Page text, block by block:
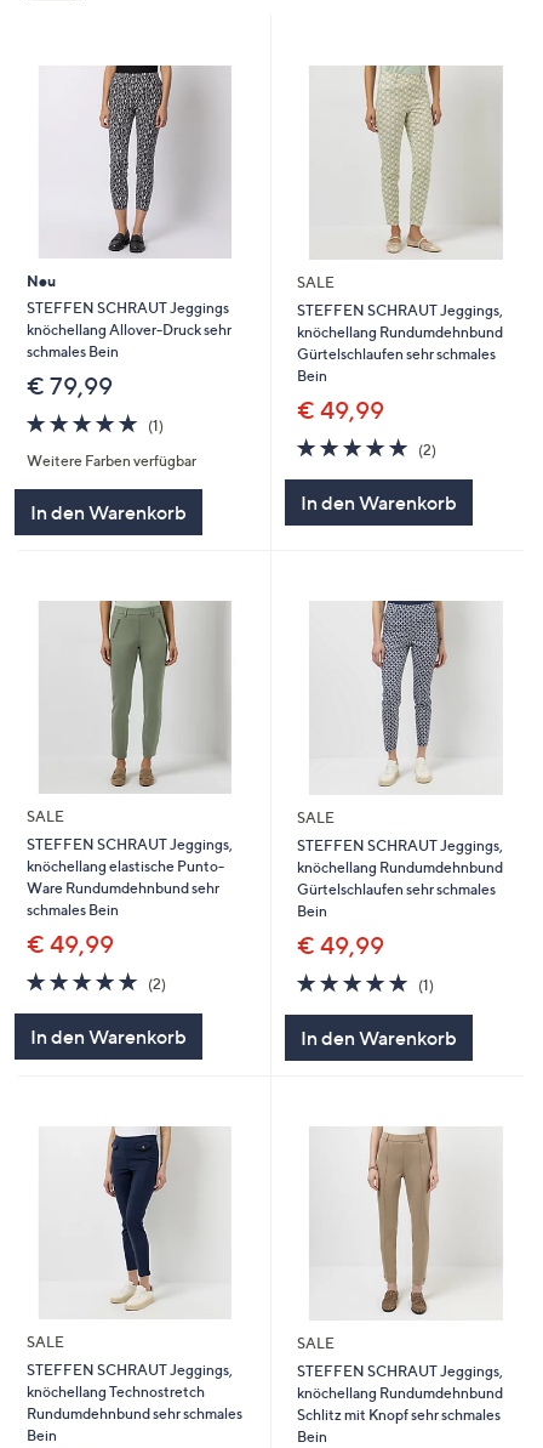
anzuzeigen.
Neu
STEFFEN SCHRAUT Jeggings
knöchellang Allover-Druck sehr
schmales Bein
€ 79,99
5.0
von
5
(1)1
Weitere Farben verfügbar
In den Warenkorb
SALE
STEFFEN SCHRAUT Jeggings,
knöchellang Rundumdehnbund
Gürtelschlaufen sehr schmales
Bein
€ 49,99
5.0
von
(2)2
In den Warenkorb
SALE
STEFFEN SCHRAUT Jeggings,
knöchellang elastische Punto-
Ware Rundumdehnbund sehr
schmales Bein
€ 49,99
5.0
von
(2)2
In den Warenkorb
SALE
STEFFEN SCHRAUT Jeggings,
knöchellang Rundumdehnbund
Gürtelschlaufen sehr schmales
Bein
€ 49,99
5.0
von
(1)1
In den Warenkorb
SALE
STEFFEN SCHRAUT Jeggings,
knöchellang Technostretch
Rundumdehnbund sehr schmales
Bein
SALE
STEFFEN SCHRAUT Jeggings,
knöchellang Rundumdehnbund
Schlitz mit Knopf sehr schmales
Bein